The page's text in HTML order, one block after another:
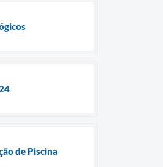
de Piscina